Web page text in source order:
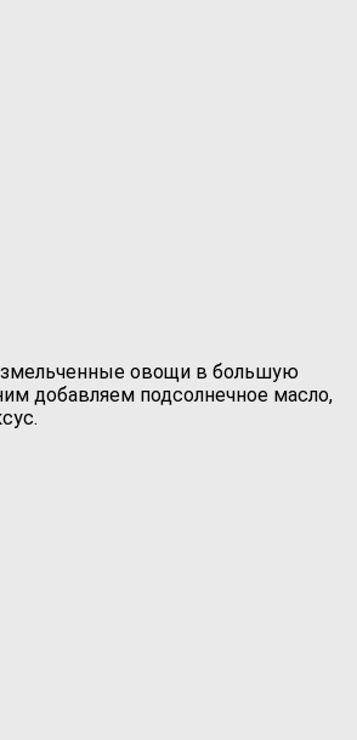
овощи в большую
добавляем подсолнечное масло,